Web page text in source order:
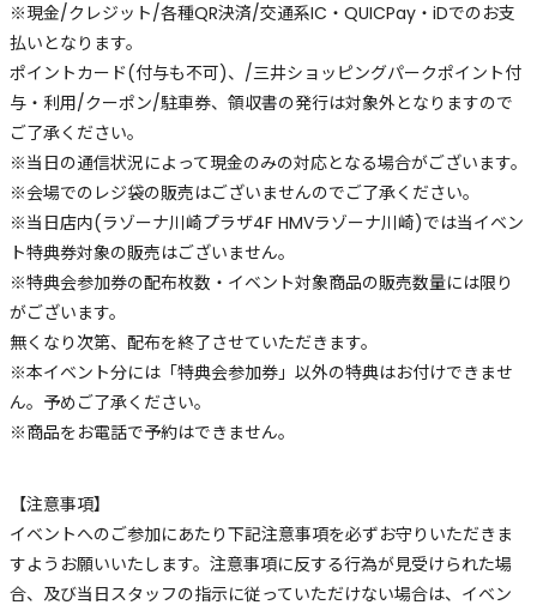
※現金/クレジット/各種QR決済/交通系IC・QUICPay・iDでのお支
払いとなります。
ポイントカード(付与も不可)、/三井ショッピングパークポイント付
与・利用/クーポン/駐車券、領収書の発行は対象外となりますので
ご了承ください。
※当日の通信状況によって現金のみの対応となる場合がございます。
※会場でのレジ袋の販売はございませんのでご了承ください。
※当日店内(ラゾーナ川崎プラザ4F HMVラゾーナ川崎)では当イベン
ト特典券対象の販売はございません。
※特典会参加券の配布枚数・イベント対象商品の販売数量には限り
がございます。
無くなり次第、配布を終了させていただきます。
※本イベント分には「特典会参加券」以外の特典はお付けできませ
ん。予めご了承ください。
※商品をお電話で予約はできません。
【注意事項】
イベントへのご参加にあたり下記注意事項を必ずお守りいただきま
すようお願いいたします。注意事項に反する行為が見受けられた場
合、及び当日スタッフの指示に従っていただけない場合は、イベン